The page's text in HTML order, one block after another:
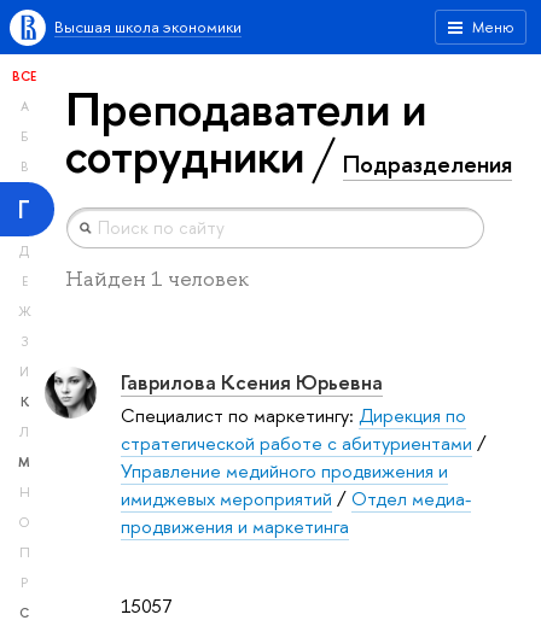
Меню
Высшая школа экономики
ВСЕ
А
Б
В
Г
Д
Е
Ж
З
И
К
Л
М
Н
О
П
Р
С
Преподаватели и
сотрудники Подразделения
Найден 1 человек
15057
Гаврилова Ксения Юрьевна
Специалист по маркетингу: Дирекция по
стратегической работе с абитуриентами /
Управление медийного продвижения и
имиджевых мероприятий /Отдел медиа-
продвижения и маркетинга